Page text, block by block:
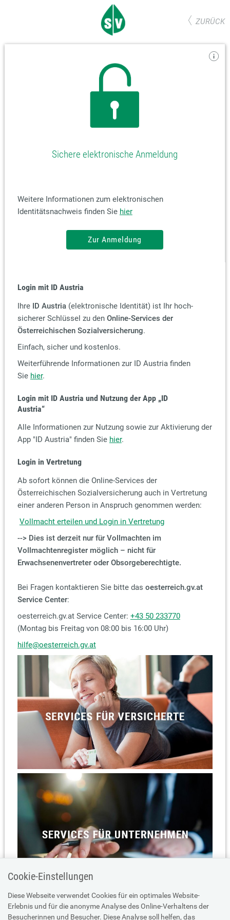
ZURÜCK
Sichere elektronische Anmeldung
Weitere Informationen zum elektronischen
Identitätsnachweis finden Sie hier
Zur Anmeldung
Login mit ID Austria
Ihre ID Austria(elektronische Identität) ist Ihr hoch-
sicherer Schlüssel zu den Online-Services der
Österreichischen Sozialversicherung.
Einfach, sicher und kostenlos.
Weiterführende Informationen zur ID Austria finden
Sie hier.
Login mit ID Austria und Nutzung der App „ID
Austria“
Alle Informationen zur Nutzung sowie zur Aktivierung der
App "ID Austria" finden Sie hier.
Login in Vertretung
Ab sofort können die Online-Services der
Österreichischen Sozialversicherung auch in Vertretung
einer anderen Person in Anspruch genommen werden:
Vollmacht erteilen und Login in Vertretung
--> Dies ist derzeit nur für Vollmachten im
Vollmachtenregister möglich – nicht für
Erwachsenenvertreter oder Obsorgeberechtigte.
Bei Fragen kontaktieren Sie bitte das oesterreich.gv.at
Service Center:
oesterreich.gv.at Service Center: +43 50 233770
(Montag bis Freitag von 08:00 bis 16:00 Uhr)
hilfe@oesterreich.gv.at
Cookie-Einstellungen
Diese Webseite verwendet Cookies für ein optimales Website-
Erlebnis und für die anonyme Analyse des Online-Verhaltens der
Besucherinnen und Besucher. Diese Analyse soll helfen, das